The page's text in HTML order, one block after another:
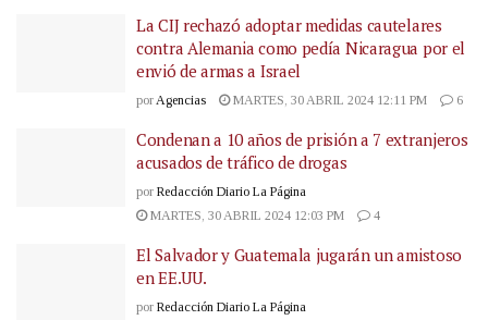
La CIJ rechazó adoptar medidas cautelares
contra Alemania como pedía Nicaragua por el
envió de armas a Israel
porAgencias MARTES, 30 ABRIL 2024 12:11 PM 6
Condenan a 10 años de prisión a 7 extranjeros
acusados de tráfico de drogas
por Redacción Diario La Página
MARTES, 30 ABRIL 2024 12:03 PM
4
El Salvador y Guatemala jugarán un amistoso
en EE.UU.
por Redacción Diario La Página